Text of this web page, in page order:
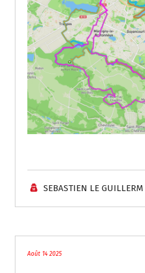
SEBASTIEN LE GUILLERM
Août 14 2025